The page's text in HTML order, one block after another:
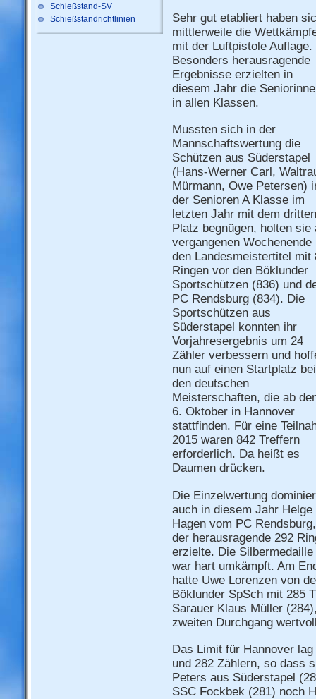
Schießstand-SV
Schießstandrichtlinien
Sehr gut etabliert haben
mittlerweile die
mit der Luftpistole Auflage.
Besonders herausragende
Ergebnisse erzielten in
diesem Jahr die
in allen Klassen.
Mussten sich in der
Mannschaftswertung die
Schützen aus Süderstapel
(Hans-Werner Carl,
Mürmann, Owe Petersen)
der Senioren A Klasse im
letzten Jahr mit dem dritten
Platz begnügen, holten sie
vergangenen Wochenende
den Landesmeistertitel mit
Ringen vor den Böklunder
Sportschützen (836) und
PC Rendsburg (834). Die
Sportschützen aus
Süderstapel konnten ihr
Vorjahresergebnis um 24
Zähler verbessern und
nun auf einen Startplatz bei
den deutschen
Meisterschaften, die ab
6. Oktober in Hannover
stattfinden. Für eine
2015 waren 842 Treffern
erforderlich. Da heißt es
Daumen drücken.
Die Einzelwertung
auch in diesem Jahr Helge
Hagen vom PC Rendsburg,
der herausragende 292
erzielte. Die Silbermedaille
war hart umkämpft. Am
hatte Uwe Lorenzen von
Böklunder SpSch mit 285
Sarauer Klaus Müller
zweiten Durchgang
Das Limit für Hannover
und 282 Zählern, so dass
Peters aus Süderstapel
SSC Fockbek (281) noch